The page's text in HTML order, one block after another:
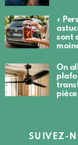
«
sont
On
SUIVEZ-